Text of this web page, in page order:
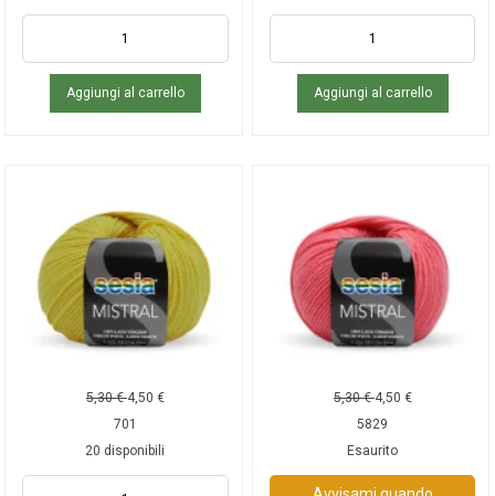
Aggiungi al carrello Aggiungi al carrello
5,30€ 4,50 €
701
20 disponibili
5,30€ 4,50 €
5829
Esaurito